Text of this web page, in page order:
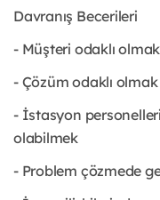
Davranış Becerileri
- Müşteri odaklı olmak
- Çözüm odaklı olmak
- İstasyon
olabilmek
- Problem çözmede